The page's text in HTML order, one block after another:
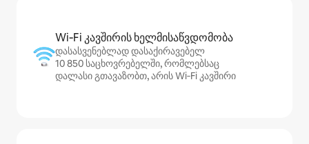
Wi‑Fi კავშირის ხელმისაწვდომობა
დასასვენებლად დასაქირავებელ
10 850 საცხოვრებელში, რომლებსაც
დალასი გთავაზობთ, არის Wi‑Fi კავშირი